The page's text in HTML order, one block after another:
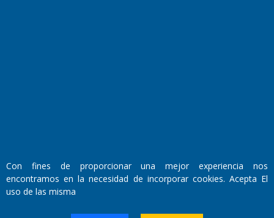
Santa Rosa, La Pampa.
Con fines de proporcionar una mejor experiencia nos
encontramos en la necesidad de incorporar cookies. Acepta El
uso de las misma